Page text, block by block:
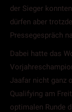
der Sieger
dürfen aber
Pressegespräch
Dabei hatte das
Jaafar nicht ganz
Qualifying am
optimalen Runde